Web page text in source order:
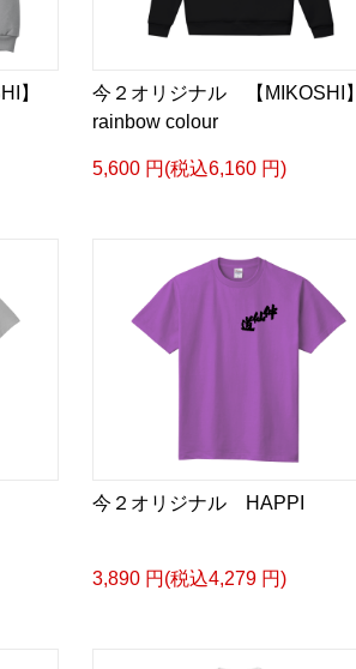
】
今２オリジナル 【MIKOSHI】
rainbow colour
5,600 円(税込6,160 円)
今２オリジナル HAPPI
3,890 円(税込4,279 円)